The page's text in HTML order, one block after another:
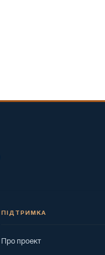
ПІДТРИМКА
Про проект